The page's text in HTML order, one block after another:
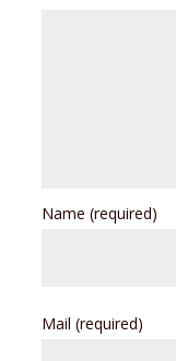
Name(required)
Mail(required)